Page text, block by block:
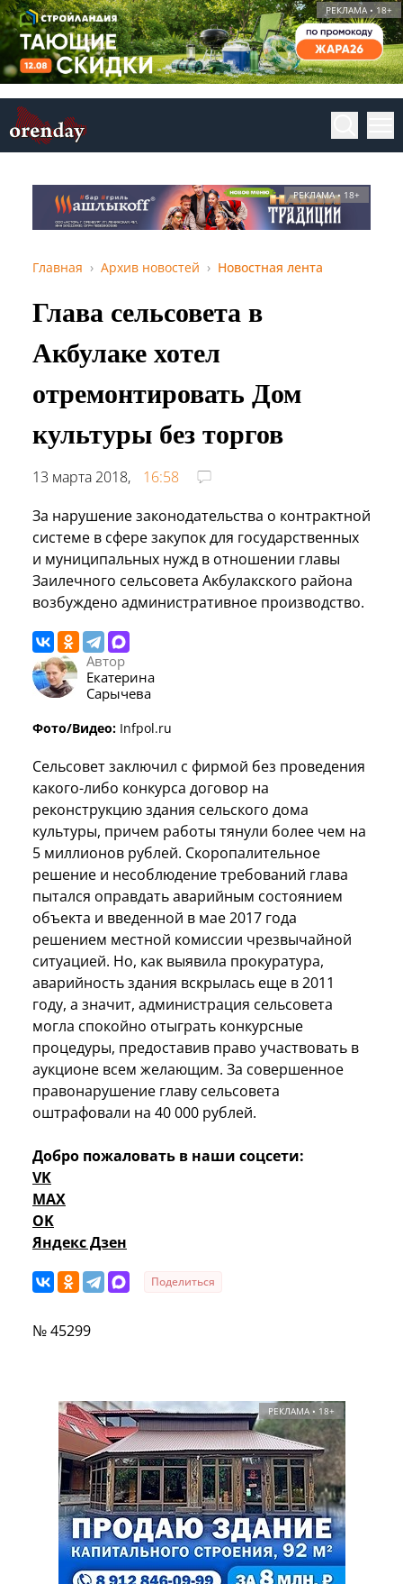
РЕКЛАМА • 18+
РЕКЛАМА • 18+
Главная Архив новостей Новостная лента
Глава сельсовета в
Акбулаке хотел
отремонтировать Дом
культуры без торгов
13 марта 2018,
16:58
За нарушение законодательства о контрактной
системе в сфере закупок для государственных
и муниципальных нужд в отношении главы
Заилечного сельсовета Акбулакского района
возбуждено административное производство.
Автор
Екатерина
Сарычева
Фото/Видео: Infpol.ru
Сельсовет заключил с фирмой без проведения
какого-либо конкурса договор на
реконструкцию здания сельского дома
культуры, причем работы тянули более чем на
5 миллионов рублей. Скоропалительное
решение и несоблюдение требований глава
пытался оправдать аварийным состоянием
объекта и введенной в мае 2017 года
решением местной комиссии чрезвычайной
ситуацией. Но, как выявила прокуратура,
аварийность здания вскрылась еще в 2011
году, а значит, администрация сельсовета
могла спокойно отыграть конкурсные
процедуры, предоставив право участвовать в
аукционе всем желающим. За совершенное
правонарушение главу сельсовета
оштрафовали на 40 000 рублей.
Добро пожаловать в наши соцсети:
VK
MAX
OK
Яндекс Дзен
Поделиться
№ 45299
РЕКЛАМА • 18+